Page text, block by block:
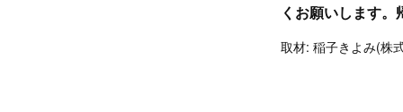
くお願いします
取材: 稲子きよみ(株